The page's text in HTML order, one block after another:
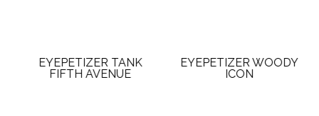
EYEPETIZER TANK
FIFTH AVENUE
EYEPETIZER WOODY
ICON